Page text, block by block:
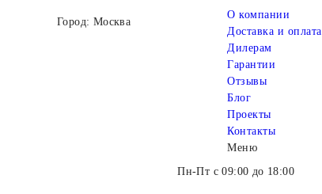
Город: Москва
О компании
Доставка и оплата
Дилерам
Гарантии
Отзывы
Блог
Проекты
Контакты
Меню
Пн-Пт с 09:00 до 18:00